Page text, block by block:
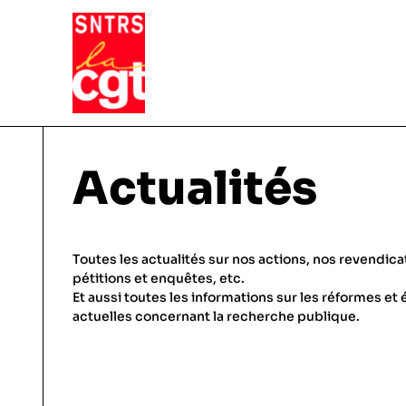
VIE DU SYNDICAT
Pourquoi et comment Adhérer
Notre fonctionnement
THÉMATIQUES
Conditions de travail
Actualités
Toutes les actualités sur nos actions, nos
pétitions et enquêtes, etc.
Et aussi toutes les informations sur les réformes et
actuelles concernant la recherche publique.